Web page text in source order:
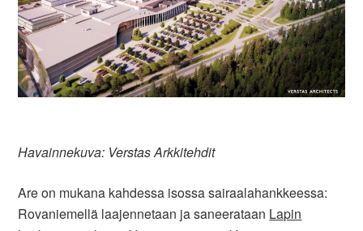
Havainnekuva: Verstas Arkkitehdit
Are on mukana kahdessa isossa sairaalahankkeessa:
Rovaniemellä laajennetaan ja saneerataan Lapin